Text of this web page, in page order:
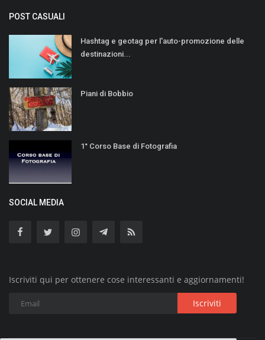
POST CASUALI
Hashtag e geotag per l'auto-promozione delle
destinazioni...
Piani di Bobbio
1° Corso Base di Fotografia
SOCIAL MEDIA
Iscriviti qui per ottenere cose interessanti e aggiornamenti!
Iscriviti